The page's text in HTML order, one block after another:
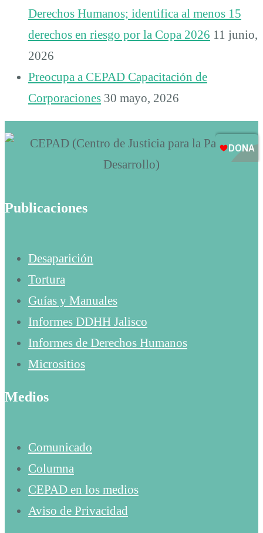
Derechos Humanos; identifica al menos 15
derechos en riesgo por la Copa 2026 11 junio,
2026
Preocupa a CEPAD Capacitación de
Corporaciones 30 mayo, 2026
Publicaciones
Desaparición
Tortura
Guías y Manuales
Informes DDHH Jalisco
Informes de Derechos Humanos
Micrositios
Medios
Comunicado
Columna
CEPAD en los medios
Aviso de Privacidad